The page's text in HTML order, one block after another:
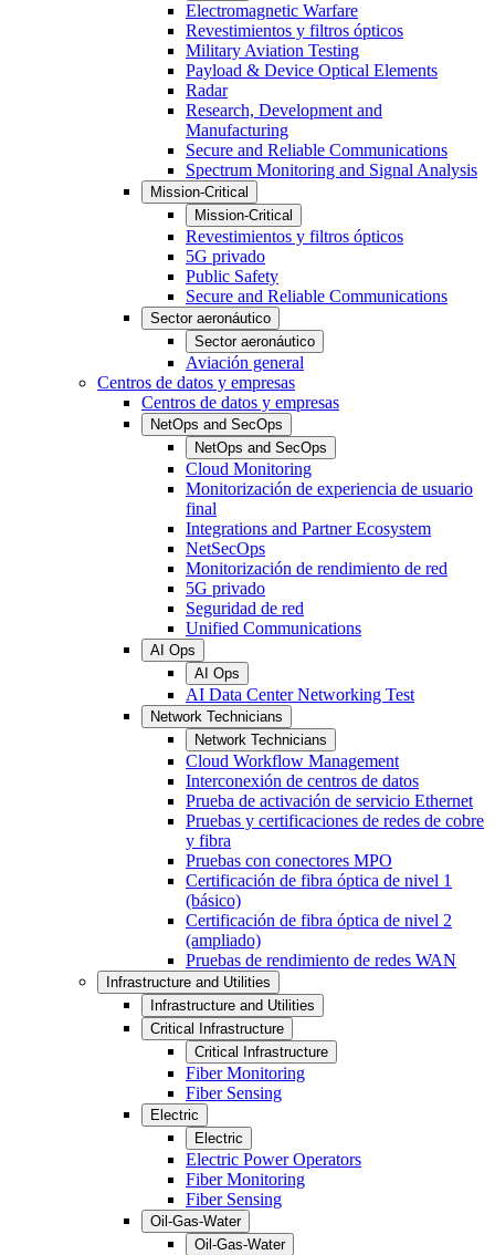
Electromagnetic Warfare
Revestimientos y filtros ópticos
Military Aviation Testing
Payload & Device Optical Elements
Radar
Research, Development and
Manufacturing
Secure and Reliable Communications
Spectrum Monitoring and Signal Analysis
Mission-Critical
Mission-Critical
Revestimientos y filtros ópticos
5G privado
Public Safety
Secure and Reliable Communications
Sector aeronáutico
Sector aeronáutico
Aviación general
Centros de datos y empresas
Centros de datos y empresas
NetOps and SecOps
NetOps and SecOps
Cloud Monitoring
Monitorización de experiencia de usuario
final
Integrations and Partner Ecosystem
NetSecOps
Monitorización de rendimiento de red
5G privado
Seguridad de red
Unified Communications
AI Ops
AI Ops
AI Data Center Networking Test
Network Technicians
Network Technicians
Cloud Workflow Management
Interconexión de centros de datos
Prueba de activación de servicio Ethernet
Pruebas y certificaciones de redes de cobre
y fibra
Pruebas con conectores MPO
Certificación de fibra óptica de nivel 1
(básico)
Certificación de fibra óptica de nivel 2
(ampliado)
Pruebas de rendimiento de redes WAN
Infrastructure and Utilities
Infrastructure and Utilities
Critical Infrastructure
Critical Infrastructure
Fiber Monitoring
Fiber Sensing
Electric
Electric
Electric Power Operators
Fiber Monitoring
Fiber Sensing
Oil-Gas-Water
Oil-Gas-Water